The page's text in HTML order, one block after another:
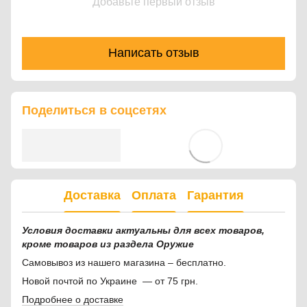
Написать отзыв
Поделиться в соцсетях
Доставка Оплата Гарантия
Условия доставки актуальны для всех товаров,
кроме товаров из раздела Оружие
Самовывоз из нашего магазина – бесплатно.
Новой почтой по Украине — от 75 грн.
Подробнее о доставке